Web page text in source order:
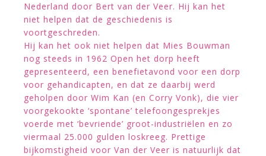
Nederland door Bert van der Veer. Hij kan het
niet helpen dat de geschiedenis is
voortgeschreden.
Hij kan het ook niet helpen dat Mies Bouwman
nog steeds in 1962 Open het dorp heeft
gepresenteerd, een benefietavond voor een dorp
voor gehandicapten, en dat ze daarbij werd
geholpen door Wim Kan (en Corry Vonk), die vier
voorgekookte ‘spontane’ telefoongesprekjes
voerde met ‘bevriende’ groot-industriëlen en zo
viermaal 25.000 gulden loskreeg. Prettige
bijkomstigheid voor Van der Veer is natuurlijk dat